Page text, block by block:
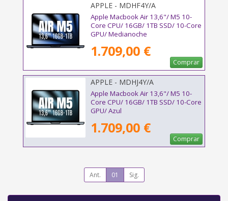
APPLE - MDHF4Y/A
Apple Macbook Air 13,6"/ M5 10-
Core CPU/ 16GB/ 1TB SSD/ 10-Core
GPU/ Medianoche
1.709,00 €
Comprar
APPLE - MDHJ4Y/A
Apple Macbook Air 13,6"/ M5 10-
Core CPU/ 16GB/ 1TB SSD/ 10-Core
GPU/ Azul
1.709,00 €
Comprar
Ant. 01 Sig.